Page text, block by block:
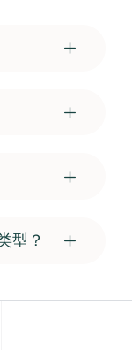
型？